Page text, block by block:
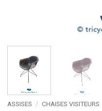
ASSISES / CHAISES VISITEURS